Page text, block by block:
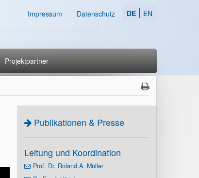
Impressum Datenschutz DE EN
Projektpartner
Publikationen & Presse
Leitung und Koordination
Prof. Dr. Roland A. Müller